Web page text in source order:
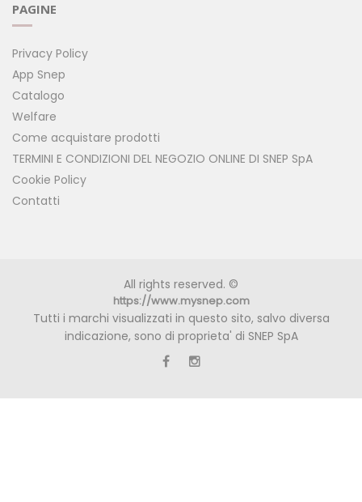
PAGINE
Privacy Policy
App Snep
Catalogo
Welfare
Come acquistare prodotti
TERMINI E CONDIZIONI DEL NEGOZIO ONLINE DI SNEP SpA
Cookie Policy
Contatti
All rights reserved. ©
https://www.mysnep.com
Tutti i marchi visualizzati in questo sito, salvo diversa
indicazione, sono di proprieta' di SNEP SpA